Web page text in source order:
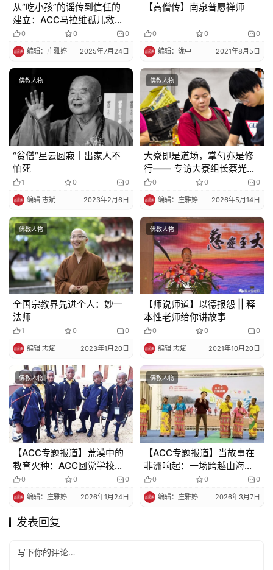
从“吃小孩”的谣传到信任的
建立：ACC马拉维孤儿救助
破冰记​​
0 0 0
编辑：庄雅婷 2025年7月24日
【高僧传】南泉普愿禅师
0 0 0
编辑：泷中 2021年8月5日
佛教人物
“贫僧”星云圆寂｜出家人不
怕死
1 0 0
编辑 志斌 2023年2月6日
佛教人物
大寮即是道场，掌勺亦是修
行—— 专访大寮组长蔡光玲
师姐
0 0 0
编辑：庄雅婷 2026年5月14日
佛教人物
全国宗教界先进个人：妙一
法师
1 0 0
编辑 志斌 2023年1月20日
佛教人物
【师说师道】以德报怨 || 释
本性老师给你讲故事
0 0 0
编辑 志斌 2021年10月20日
佛教人物
【ACC专题报道】荒漠中的
教育火种：ACC圆觉学校与
90个孩子的未来
0 0 0
编辑：庄雅婷 2026年1月24日
佛教人物
【ACC专题报道】当故事在
非洲响起：一场跨越山海的
荐读会（下）
0 0 0
编辑：庄雅婷 2026年3月7日
发表回复